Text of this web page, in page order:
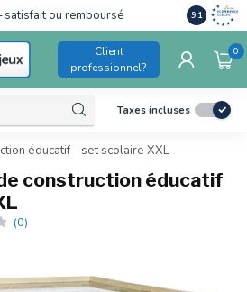
satisfait ou remboursé Conforme
pour
9.1
Client
professionnel?
0
Taxes incluses
éducatif - set scolaire XXL
de construction éducatif
(0)